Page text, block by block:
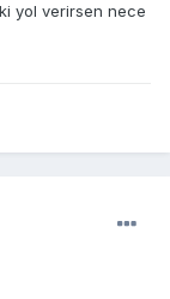
yol verirsen nece